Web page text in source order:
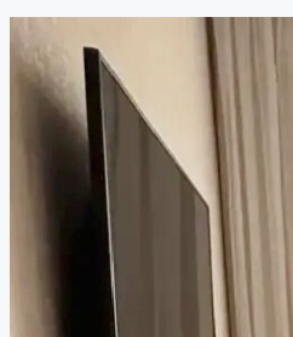
О компании
О нас